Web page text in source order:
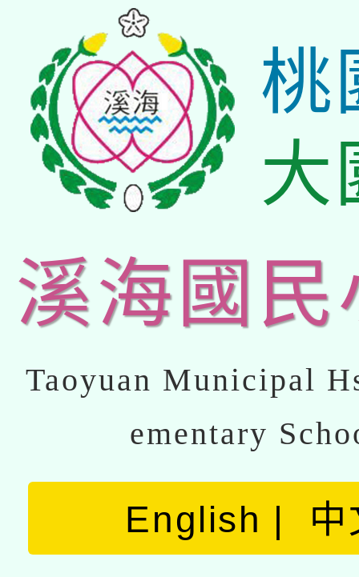
桃
大
溪海國民
Taoyuan Municipal
ementary
English 中